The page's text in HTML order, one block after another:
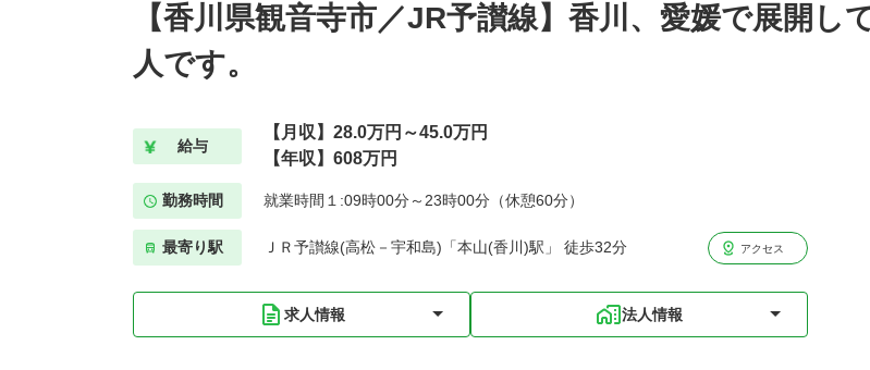
【香川県観音寺市／JR予讃線】香川、愛媛で展開
人です。
給与
【月収】28.0万円～45.0万円
【年収】608万円
勤務時間 就業時間１:09時00分～23時00分（休憩60分）
最寄り駅 ＪＲ予讃線(高松－宇和島)「本山(香川)駅」 徒歩32分 アクセス
求人情報 法人情報